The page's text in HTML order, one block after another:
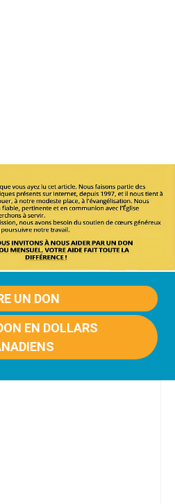
UN DON
EN DOLLARS